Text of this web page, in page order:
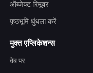
ऑब्जेक्ट रिमूवर
पृष्ठभूमि धुंधला करें
मुक्त एप्लिकेशन्स
वेब पर